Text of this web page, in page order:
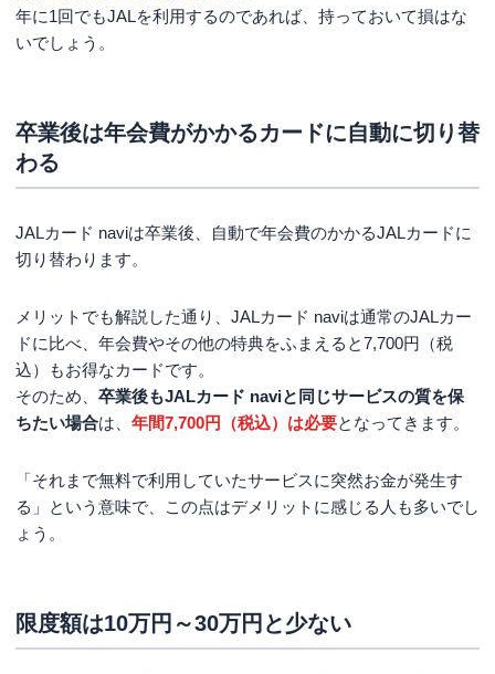
年に1回でもJALを利用するのであれば、持っておいて損はな
いでしょう。
卒業後は年会費がかかるカードに自動に切り替
わる
JALカード naviは卒業後、自動で年会費のかかるJALカードに
切り替わります。
メリットでも解説した通り、JALカード naviは通常のJALカー
ドに比べ、年会費やその他の特典をふまえると7,700円（税
込）もお得なカードです。
そのため、 卒業後もJALカード naviと同じサービスの質を保
ちたい場合は、 年間7,700円（税込）は必要となってきます。
「それまで無料で利用していたサービスに突然お金が発生す
る」という意味で、この点はデメリットに感じる人も多いでし
ょう。
限度額は10万円～30万円と少ない